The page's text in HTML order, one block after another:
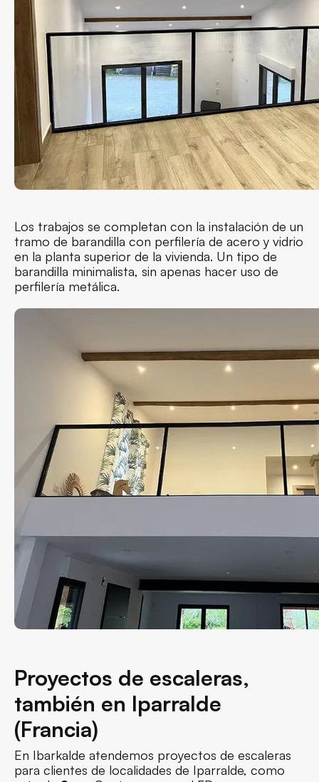
Los trabajos se completan con la instalación de un
tramo de barandilla con perfilería de acero y vidrio
en la planta superior de la vivienda. Un tipo de
barandilla minimalista, sin apenas hacer uso de
perfilería metálica.
Proyectos de escaleras,
también en Iparralde
(Francia)
En Ibarkalde atendemos proyectos de escaleras
para clientes de localidades de Iparralde, como